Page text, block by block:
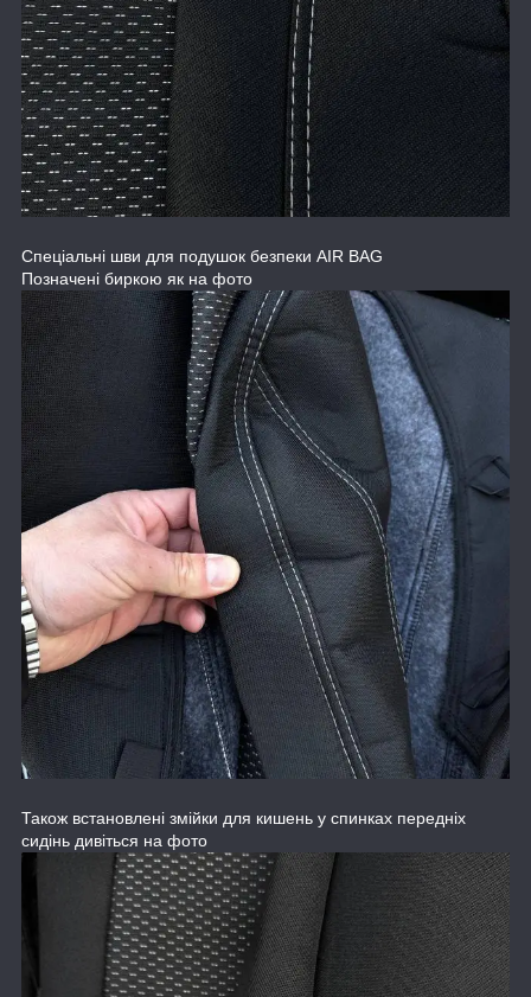
Спеціальні шви для подушок безпеки AIR BAG
Позначені биркою як на фото
Також встановлені змійки для кишень у спинках передніх
сидінь дивіться на фото